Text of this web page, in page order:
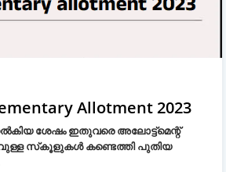
Allotment 2023
ശേഷം ഇതുവരെ അലോട്ട്മെന്റ്
സ്‌കൂളുകൾ കണ്ടെത്തി പുതിയ